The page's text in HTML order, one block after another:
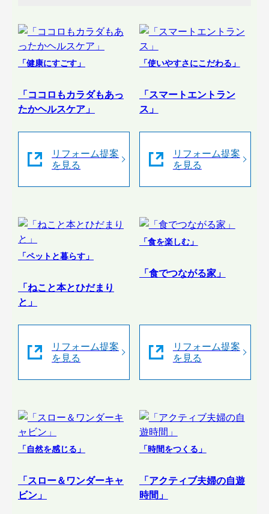
「健康にすごす」
「ココロもカラダもあっ
たかヘルスケア」
リフォーム提案
を見る
「使いやすさにこだわる」
「スマートエントラン
ス」
リフォーム提案
を見る
「ペットと暮らす」
「ねこと本とひだまり
と」
リフォーム提案
を見る
「食を楽しむ」
「食でつながる家」
リフォーム提案
を見る
「自然を感じる」
「スロー＆ワンダーキャ
ビン」
「時間をつくる」
「アクティブ夫婦の自遊
時間」